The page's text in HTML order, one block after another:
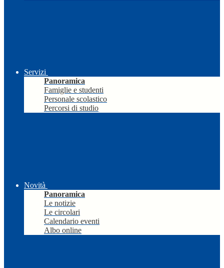
Servizi
Panoramica
Famiglie e studenti
Personale scolastico
Percorsi di studio
Novità
Panoramica
Le notizie
Le circolari
Calendario eventi
Albo online